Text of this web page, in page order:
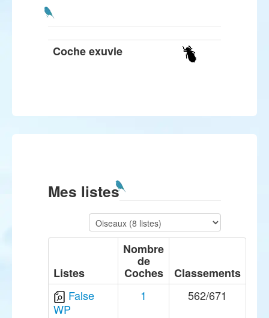
Coche exuvie
Mes listes
Listes
Nombre
de
Coches
Classements
False
WP
1 562/671